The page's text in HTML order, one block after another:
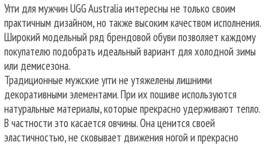
Угги для мужчин UGG Australia интересны не только своим
практичным дизайном, но также высоким качеством исполнения.
Широкий модельный ряд брендовой обуви позволяет каждому
покупателю подобрать идеальный вариант для холодной зимы
или демисезона.
Традиционные мужские угги не утяжелены лишними
декоративными элементами. При их пошиве используются
натуральные материалы, которые прекрасно удерживают тепло.
В частности это касается овчины. Она ценится своей
эластичностью, не сковывает движения ногой и прекрасно